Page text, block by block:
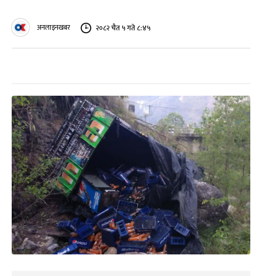
अनलाइनखबर २०८२ चैत ५ गते ८:४५